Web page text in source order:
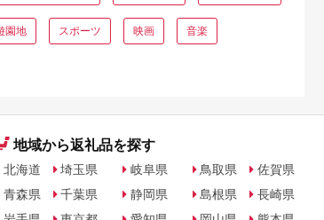
園地 スポーツ 映画 音楽
地域から返礼品を探す
北海道
青森県
埼玉県
千葉県
岐阜県
静岡県
鳥取県
島根県
佐賀県
長崎県